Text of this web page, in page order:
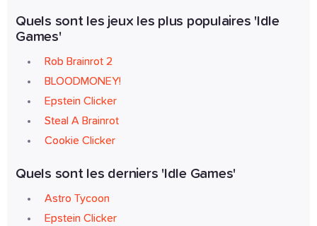
Quels sont les jeux les plus populaires 'Idle
Games'
Rob Brainrot 2
BLOODMONEY!
Epstein Clicker
Steal A Brainrot
Cookie Clicker
Quels sont les derniers 'Idle Games'
Astro Tycoon
Epstein Clicker